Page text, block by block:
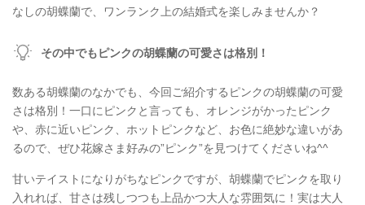
なしの胡蝶蘭で、ワンランク上の結婚式を楽しみませんか？
その中でもピンクの胡蝶蘭の可愛さは格別！
数ある胡蝶蘭のなかでも、今回ご紹介するピンクの胡蝶蘭の可愛
さは格別！一口にピンクと言っても、オレンジがかったピンク
や、赤に近いピンク、ホットピンクなど、お色に絶妙な違いがあ
るので、ぜひ花嫁さま好みの”ピンク”を見つけてくださいね^^
甘いテイストになりがちなピンクですが、胡蝶蘭でピンクを取り
入れれば、甘さは残しつつも上品かつ大人な雰囲気に！実は大人